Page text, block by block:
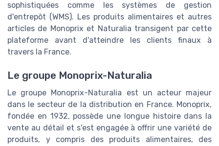
sophistiquées comme les systèmes de gestion
d'entrepôt (WMS). Les produits alimentaires et autres
articles de Monoprix et Naturalia transigent par cette
plateforme avant d'atteindre les clients finaux à
travers la France.
Le groupe Monoprix-Naturalia
Le groupe Monoprix-Naturalia est un acteur majeur
dans le secteur de la distribution en France. Monoprix,
fondée en 1932, possède une longue histoire dans la
vente au détail et s'est engagée à offrir une variété de
produits, y compris des produits alimentaires, des